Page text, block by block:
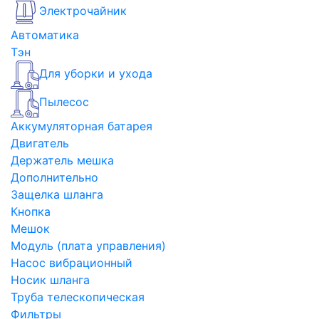
Электрочайник
Автоматика
Тэн
Для уборки и ухода
Пылесос
Аккумуляторная батарея
Двигатель
Держатель мешка
Дополнительно
Защелка шланга
Кнопка
Мешок
Модуль (плата управления)
Насос вибрационный
Носик шланга
Труба телескопическая
Фильтры